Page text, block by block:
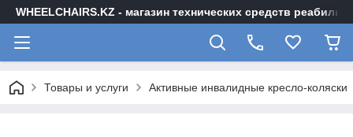
WHEELCHAIRS.KZ - магазин технических средств
Товары и услуги Активные инвалидные кресло-коляски